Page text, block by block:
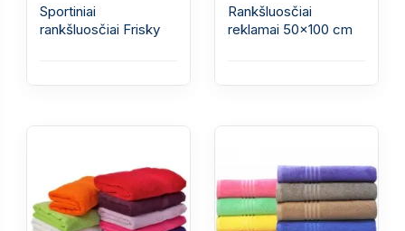
Sportiniai
rankšluosčiai Frisky
Rankšluosčiai
reklamai 50x100 cm